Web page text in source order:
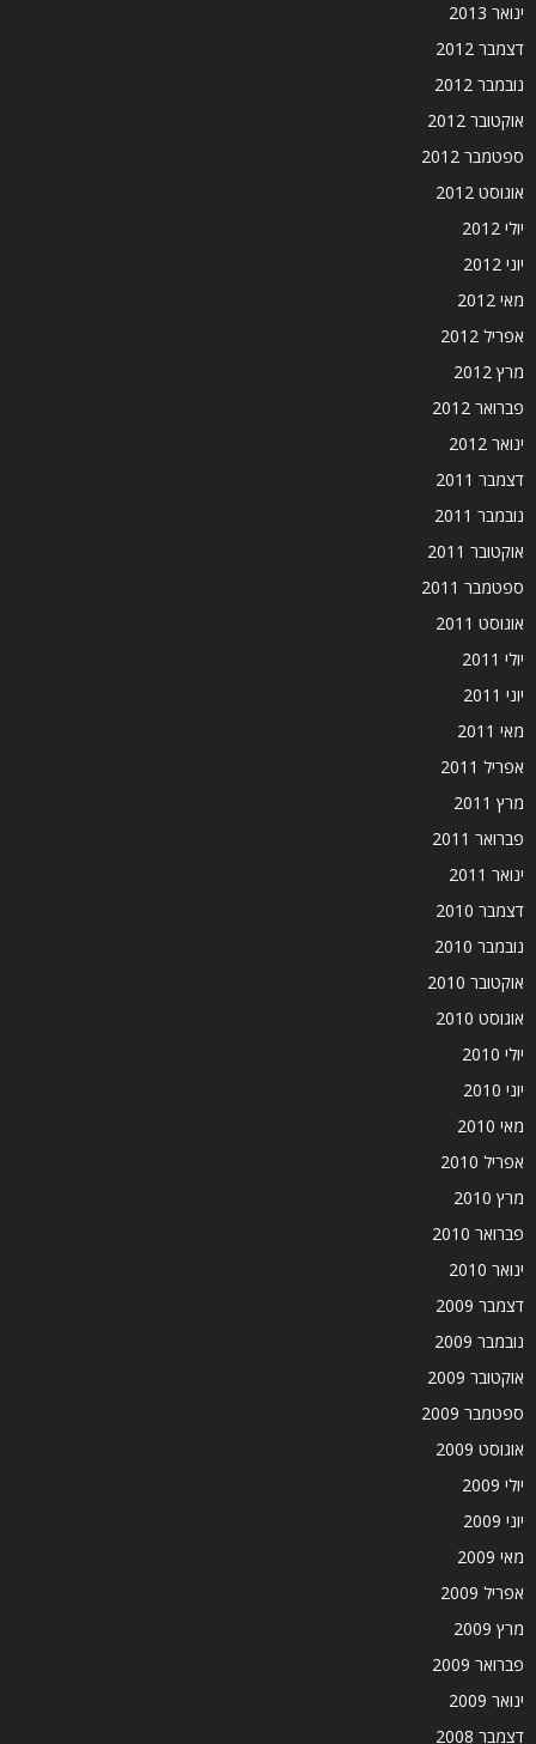
ינואר 2013
דצמבר 2012
נובמבר 2012
אוקטובר 2012
ספטמבר 2012
אוגוסט 2012
יולי 2012
יוני 2012
מאי 2012
אפריל 2012
מרץ 2012
פברואר 2012
ינואר 2012
דצמבר 2011
נובמבר 2011
אוקטובר 2011
ספטמבר 2011
אוגוסט 2011
יולי 2011
יוני 2011
מאי 2011
אפריל 2011
מרץ 2011
פברואר 2011
ינואר 2011
דצמבר 2010
נובמבר 2010
אוקטובר 2010
אוגוסט 2010
יולי 2010
יוני 2010
מאי 2010
אפריל 2010
מרץ 2010
פברואר 2010
ינואר 2010
דצמבר 2009
נובמבר 2009
אוקטובר 2009
ספטמבר 2009
אוגוסט 2009
יולי 2009
יוני 2009
מאי 2009
אפריל 2009
מרץ 2009
פברואר 2009
ינואר 2009
דצמבר 2008